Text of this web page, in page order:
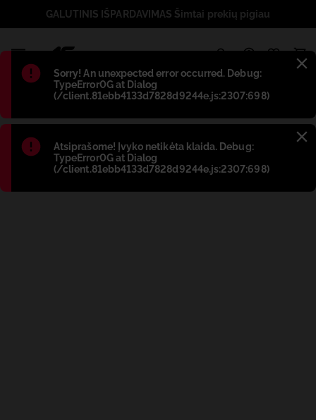
Błąd:
Sorry! An unexpected error occurred. Debug:
TypeError0G at Dialog
(/client.81ebb4133d7828d9244e.js:2307:698)
Błąd:
Atsiprašome! Įvyko netikėta klaida. Debug:
TypeError0G at Dialog
(/client.81ebb4133d7828d9244e.js:2307:698)
GALUTINIS IŠPARDAVIMAS Šimtai prekių pigiau